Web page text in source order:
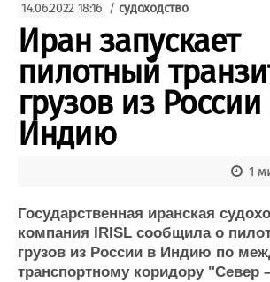
Судоходство
Судоремонт
События
Пресс-релизы
Порты
ВМФ
Образование
Яхты и катера
Еще
Пульс
Новости
Компании
Репутация
Доска
Продажа флота
Оборудование
Изделия
14.06.2022 18:16 / судоходство
Иран запускает
пилотный
грузов из России
Индию
1
Государственная иранская
компания IRISL сообщила о
грузов из России в Индию по
транспортному коридору "Север